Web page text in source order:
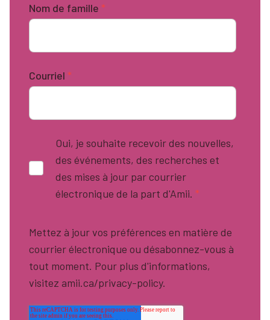
Nom de famille *
Courriel *
Oui, je souhaite recevoir des nouvelles,
des événements, des recherches et
des mises à jour par courrier
électronique de la part d'Amii. *
Mettez à jour vos préférences en matière de
courrier électronique ou désabonnez-vous à
tout moment. Pour plus d'informations,
visitez amii.ca/privacy-policy.